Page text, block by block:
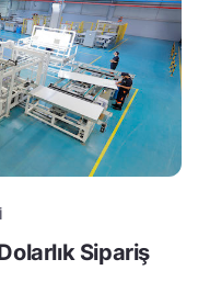
Sipariş